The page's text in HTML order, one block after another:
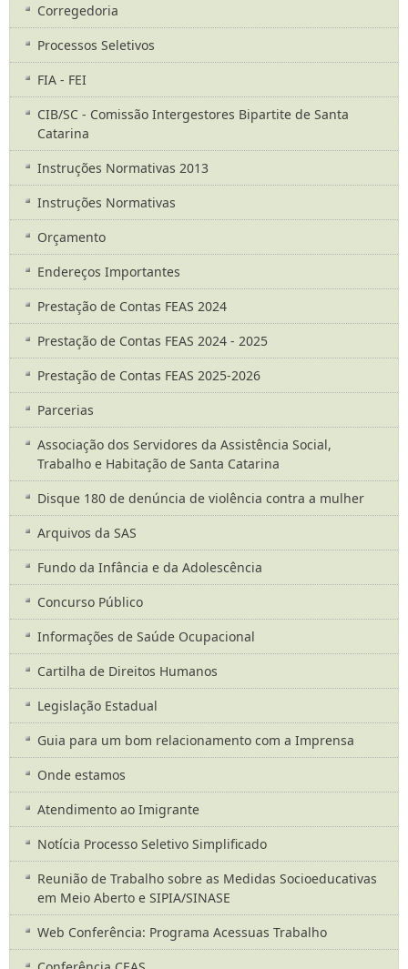
Corregedoria
Processos Seletivos
FIA - FEI
CIB/SC - Comissão Intergestores Bipartite de Santa
Catarina
Instruções Normativas 2013
Instruções Normativas
Orçamento
Endereços Importantes
Prestação de Contas FEAS 2024
Prestação de Contas FEAS 2024 - 2025
Prestação de Contas FEAS 2025-2026
Parcerias
Associação dos Servidores da Assistência Social,
Trabalho e Habitação de Santa Catarina
Disque 180 de denúncia de violência contra a mulher
Arquivos da SAS
Fundo da Infância e da Adolescência
Concurso Público
Informações de Saúde Ocupacional
Cartilha de Direitos Humanos
Legislação Estadual
Guia para um bom relacionamento com a Imprensa
Onde estamos
Atendimento ao Imigrante
Notícia Processo Seletivo Simplificado
Reunião de Trabalho sobre as Medidas Socioeducativas
em Meio Aberto e SIPIA/SINASE
Web Conferência: Programa Acessuas Trabalho